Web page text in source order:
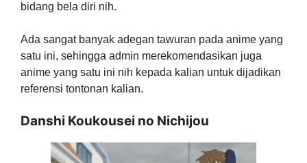
bidang bela diri nih.
Ada sangat banyak adegan tawuran pada anime yang
satu ini, sehingga admin merekomendasikan juga
anime yang satu ini nih kepada kalian untuk dijadikan
referensi tontonan kalian.
Danshi Koukousei no Nichijou